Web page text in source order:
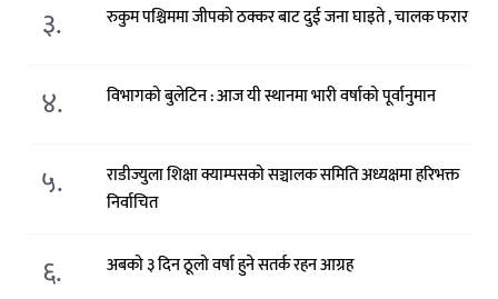
३. रुकुम पश्चिममा जीपको ठक्कर बाट दुई जना घाइते , चालक फरार
४. विभागको बुलेटिन : आज यी स्थानमा भारी वर्षाको पूर्वानुमान
५.
राडीज्युला शिक्षा क्याम्पसको सञ्चालक समिति अध्यक्षमा हरिभक्त
निर्वाचित
६. अबको ३ दिन ठूलो वर्षा हुने सतर्क रहन आग्रह